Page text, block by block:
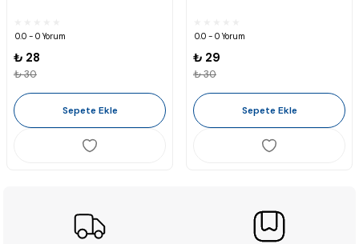
0.0 - 0 Yorum
₺ 28
₺ 30
Sepete Ekle
0.0 - 0 Yorum
₺ 29
₺ 30
Sepete Ekle